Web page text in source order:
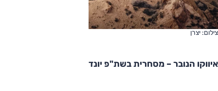
צילום: יצרן
איווקו הנובר – מסחרית בשת"פ יונדאי